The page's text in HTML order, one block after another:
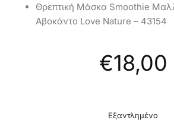
Θρεπτική Μάσκα Smoothie
Αβοκάντο Love Nature – 43154
€18,00
Εξαντλημένο